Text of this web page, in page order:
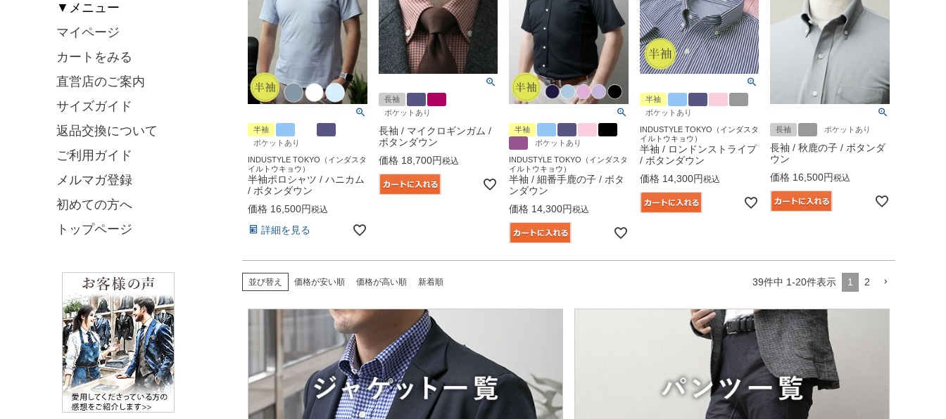
▼メニュー
マイページ
カートをみる
直営店のご案内
サイズガイド
返品交換について
ご利用ガイド
メルマガ登録
初めての方へ
トップページ
半袖
ポケットあり
INDUSTYLE TOKYO（インダスタ
イルトウキョウ）
半袖ポロシャツ / ハニカム
/ ボタンダウン
価格 16,500 税込
詳細を見る
長袖
ポケットあり
長袖 / マイクロギンガム /
ボタンダウン
価格 18,700 税込
半袖
ポケットあり
INDUSTYLE TOKYO（インダスタ
イルトウキョウ）
半袖 / 細番手鹿の子 / ボタ
ンダウン
価格 14,300 税込
半袖
ポケットあり
INDUSTYLE TOKYO（インダスタ
イルトウキョウ）
半袖 / ロンドンストライプ
/ ボタンダウン
価格 14,300 税込
長袖 ポケットあり
長袖 / 秋鹿の子 / ボタンダ
ウン
価格 16,500 税込
並び替え 価格が安い順 価格が高い順 新着順 39件中 1-20件表示 1 2